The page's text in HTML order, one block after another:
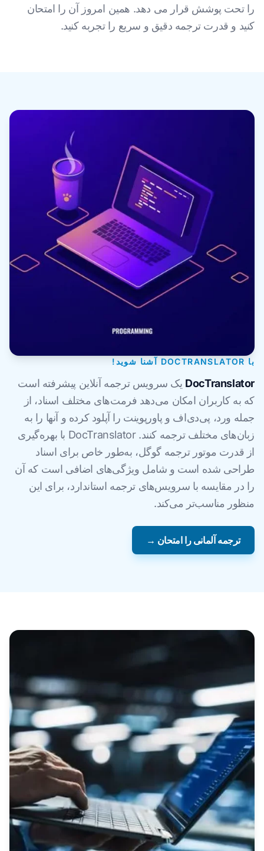
را تحت پوشش قرار می دهد. همین امروز آن را امتحان
کنید و قدرت ترجمه دقیق و سریع را تجربه کنید.
با DOCTRANSLATOR آشنا شوید!
DocTranslator یک سرویس ترجمه آنلاین پیشرفته است
که به کاربران امکان می‌دهد فرمت‌های مختلف اسناد، از
جمله ورد، پی‌دی‌اف و پاورپوینت را آپلود کرده و آنها را به
زبان‌های مختلف ترجمه کنند. DocTranslator با بهره‌گیری
از قدرت موتور ترجمه گوگل، به‌طور خاص برای اسناد
طراحی شده است و شامل ویژگی‌های اضافی است که آن
را در مقایسه با سرویس‌های ترجمه استاندارد، برای این
منظور مناسب‌تر می‌کند.
ترجمه آلمانی را امتحان →